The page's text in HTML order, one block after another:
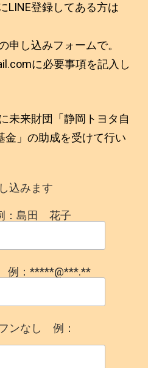
登録してある方は
し込みフォームで。
に必要事項を記入し
未来財団「静岡トヨタ自
金」の助成を受けて行い
込みます
島田 花子
例：*****@***.**
ンなし 例：